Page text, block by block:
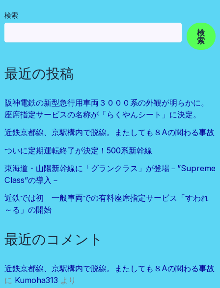
検索
検
索
最近の投稿
阪神電鉄の新型急行用車両３０００系の外観が明らかに。
座席指定サービスの名称が「らくやんシート」に決定。
近鉄京都線、京駅構内で脱線。またしても８Aの関わる事故
ついに定期運転終了が決定！500系新幹線
東海道・山陽新幹線に「グランクラス」が登場－”Supreme
Class”の導入－
近鉄では初 一般車両での有料座席指定サービス「すわれ
～る」の開始
最近のコメント
近鉄京都線、京駅構内で脱線。またしても８Aの関わる事故
に Kumoha313 より